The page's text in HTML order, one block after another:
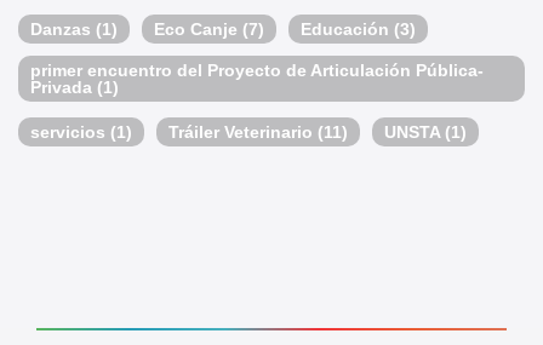
Danzas (1) Eco Canje (7) Educación (3)
primer encuentro del Proyecto de Articulación Pública-
Privada (1)
servicios (1) Tráiler Veterinario (11) UNSTA (1)